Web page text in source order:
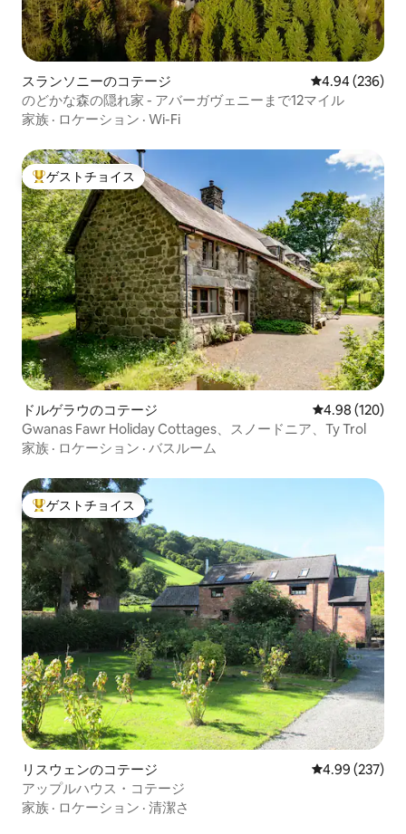
スランソニーのコテージ レビュー236
4.94 (236)
のどかな森の隠れ家 - アバーガヴェニーまで12マイル
家族 · ロケーション · Wi-Fi
大好評のゲストチョイスです。
ゲストチョイス
ドルゲラウのコテージ レビュー120
4.98 (120)
Gwanas Fawr Holiday Cottages、スノードニア、Ty Trol
家族 · ロケーション · バスルーム
大好評のゲストチョイスです。
ゲストチョイス
リスウェンのコテージ レビュー237
4.99 (237)
アップルハウス・コテージ
家族 · ロケーション · 清潔さ